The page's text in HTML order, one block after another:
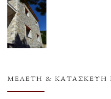
ΜΕΛΈΤΗ &